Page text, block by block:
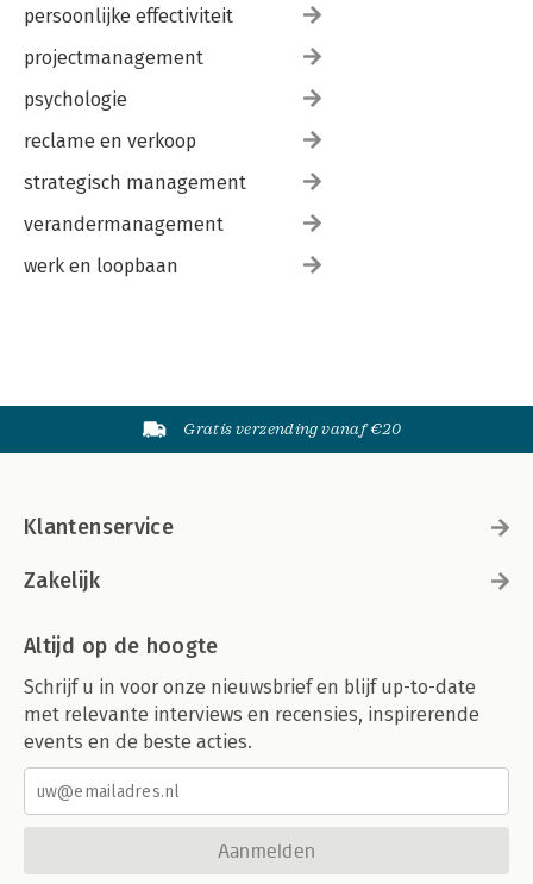
persoonlijke effectiviteit
projectmanagement
psychologie
reclame en verkoop
strategisch management
verandermanagement
werk en loopbaan
Gratis verzending vanaf €20
Klantenservice
Zakelijk
Altijd op de hoogte
Schrijf u in voor onze nieuwsbrief en blijf up-to-date
met relevante interviews en recensies, inspirerende
events en de beste acties.
Aanmelden